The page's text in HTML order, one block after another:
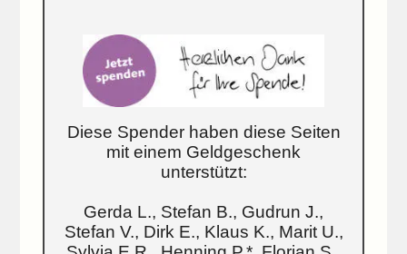
Diese Spender haben diese Seiten
mit einem Geldgeschenk
unterstützt:
Gerda L., Stefan B., Gudrun J.,
Stefan V., Dirk E., Klaus K., Marit U.,